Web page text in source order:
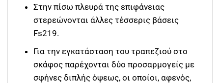
Στην πίσω πλευρά της επιφάνειας
στερεώνονται άλλες τέσσερις βάσεις
Fs219.
Για την εγκατάσταση του τραπεζιού στο
σκάφος παρέχονται δύο προσαρμογείς με
σφήνες διπλής όψεως, οι οποίοι, αφενός,